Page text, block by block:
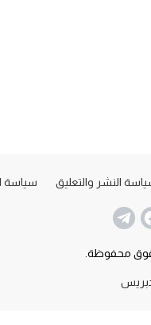
النشر والتعليق سياسة